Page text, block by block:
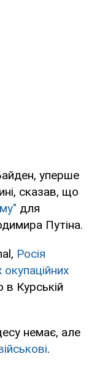
уперше
сказав, що
для
Путіна.
Росія
в Курській
немає, але
.